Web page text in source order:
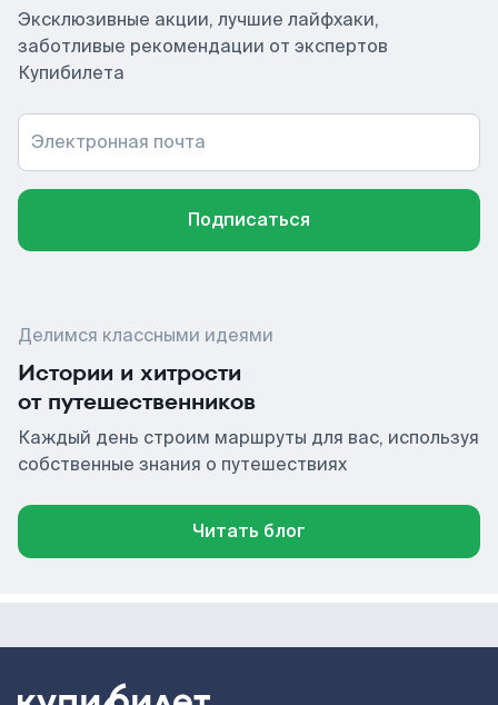
Эксклюзивные акции, лучшие лайфхаки,
заботливые рекомендации от экспертов
Купибилета
Электронная почта
Подписаться
Делимся классными идеями
Истории и хитрости
от путешественников
Каждый день строим маршруты для вас, используя
собственные знания о путешествиях
Читать блог